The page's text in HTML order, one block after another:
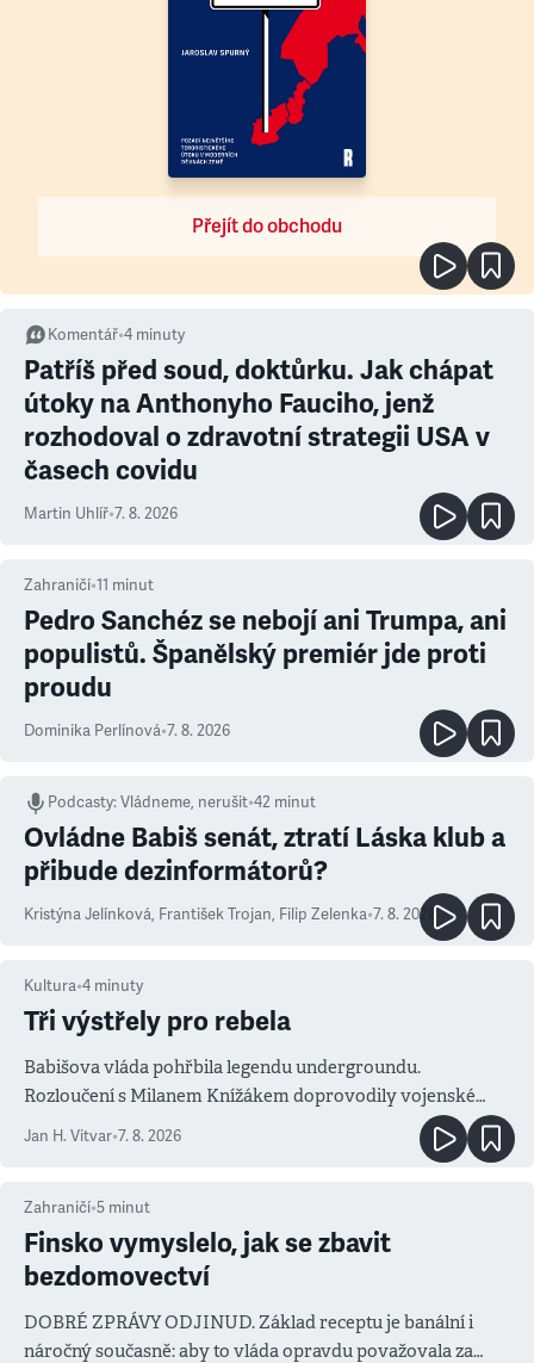
Přejít do obchodu
Komentář•4 minuty
Patříš před soud, doktůrku. Jak chápat
útoky na Anthonyho Fauciho, jenž
rozhodoval o zdravotní strategii USA v
časech covidu
Martin Uhlíř•7. 8. 2026
Zahraničí•11 minut
Pedro Sanchéz se nebojí ani Trumpa, ani
populistů. Španělský premiér jde proti
proudu
Dominika Perlínová•7. 8. 2026
Podcasty:Vládneme, nerušit•42 minut
Ovládne Babiš senát, ztratí Láska klub a
přibude dezinformátorů?
Kristýna Jelínková, František Trojan, Filip Zelenka•7. 8. 2026
Kultura•4 minuty
Tři výstřely pro rebela
Babišova vláda pohřbila legendu undergroundu.
Rozloučení s Milanem Knížákem doprovodily vojenské
salvy i kritika pokrokářů
Jan H. Vitvar•7. 8. 2026
Zahraničí•5 minut
Finsko vymyslelo, jak se zbavit
bezdomovectví
DOBRÉ ZPRÁVY ODJINUD. Základ receptu je banální i
náročný současně: aby to vláda opravdu považovala za